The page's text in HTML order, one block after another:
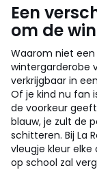
Een
om de
Waarom niet een
wintergarderobe
verkrijgbaar in
Of je kind nu fan
de voorkeur
blauw, je zult de
schitteren. Bij La
vleugje kleur
op school zal